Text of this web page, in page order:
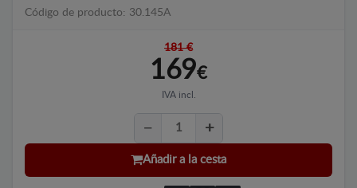
Código de producto: 30.145A
181 €
169€
IVA incl.
Añadir a la cesta